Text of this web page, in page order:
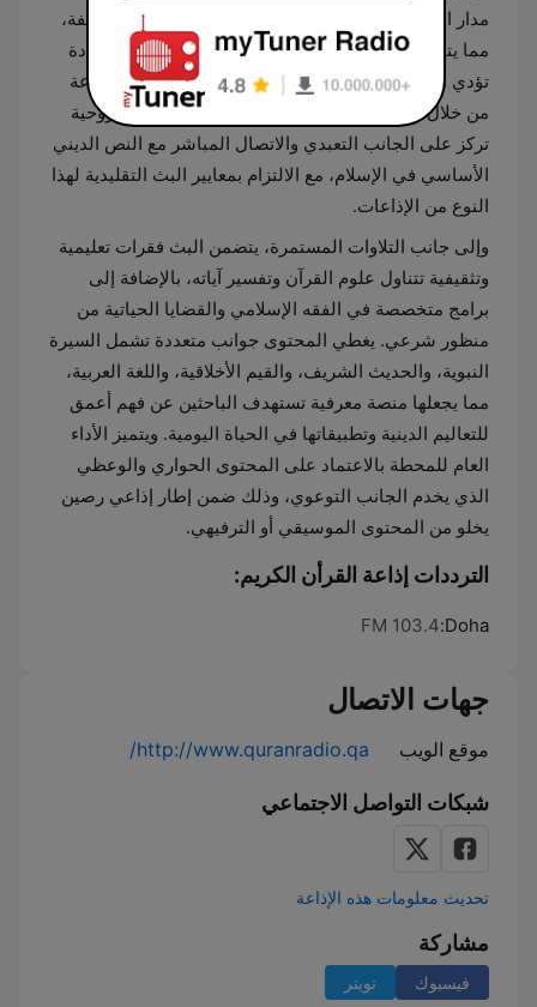
مدار الساعة. تبث المحطة قراءات متنوعة بروايات مختلفة،
مما يتيح للمستمعين متابعة ختمات قرآنية وأصوات متعددة
تؤدي النص القرآني بأحكام التجويد والترتيل. تهدف الإذاعة
من خلال جدولها البرامجي إلى توفير مساحة صوتية روحية
تركز على الجانب التعبدي والاتصال المباشر مع النص الديني
الأساسي في الإسلام، مع الالتزام بمعايير البث التقليدية لهذا
النوع من الإذاعات.
وإلى جانب التلاوات المستمرة، يتضمن البث فقرات تعليمية
وتثقيفية تتناول علوم القرآن وتفسير آياته، بالإضافة إلى
برامج متخصصة في الفقه الإسلامي والقضايا الحياتية من
منظور شرعي. يغطي المحتوى جوانب متعددة تشمل السيرة
النبوية، والحديث الشريف، والقيم الأخلاقية، واللغة العربية،
مما يجعلها منصة معرفية تستهدف الباحثين عن فهم أعمق
للتعاليم الدينية وتطبيقاتها في الحياة اليومية. ويتميز الأداء
العام للمحطة بالاعتماد على المحتوى الحواري والوعظي
الذي يخدم الجانب التوعوي، وذلك ضمن إطار إذاعي رصين
يخلو من المحتوى الموسيقي أو الترفيهي.
الترددات إذاعة القرأن الكريم:
Doha:
103.4 FM
جهات الاتصال
موقع الويب http://www.quranradio.qa/
شبكات التواصل الاجتماعي
تحديث معلومات هذه الإذاعة
مشاركة
فيسبوك تويتر